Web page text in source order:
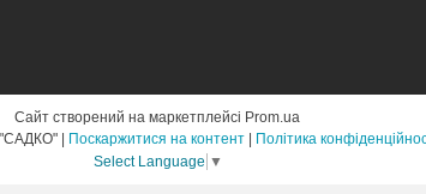
Сайт створений на маркетплейсі Prom.ua
Поскаржитися на контент
Політика
Select Language ▼